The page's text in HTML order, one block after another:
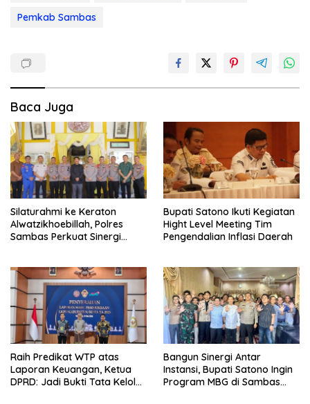
Pemkab Sambas
Baca Juga
Silaturahmi ke Keraton
Alwatzikhoebillah, Polres
Sambas Perkuat Sinergi
Bupati Satono Ikuti Kegiatan
Hight Level Meeting Tim
Pengendalian Inflasi Daerah
Raih Predikat WTP atas
Laporan Keuangan, Ketua
DPRD: Jadi Bukti Tata Kelola
Bangun Sinergi Antar
Instansi, Bupati Satono Ingin
Program MBG di Sambas